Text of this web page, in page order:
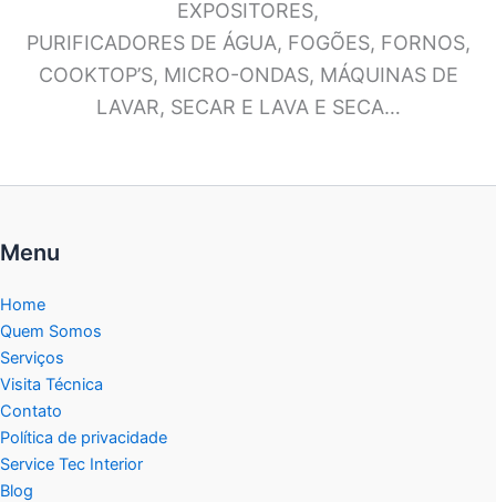
EXPOSITORES,
PURIFICADORES DE ÁGUA, FOGÕES, FORNOS,
COOKTOP’S, MICRO-ONDAS, MÁQUINAS DE
LAVAR, SECAR E LAVA E SECA…
Menu
Home
Quem Somos
Serviços
Visita Técnica
Contato
Política de privacidade
Service Tec Interior
Blog